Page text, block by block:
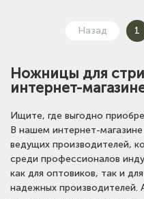
Назад 1
Ножницы для
интернет-
Ищите, где выгодно
В нашем интернет-
ведущих производителей,
среди профессионалов
как для оптовиков, так и
надежных производителей.